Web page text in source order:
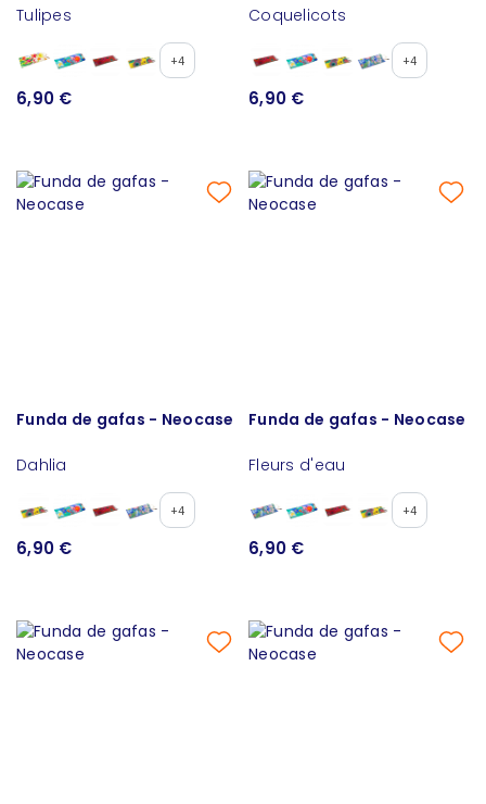
Tulipes
+4
6,90 €
Coquelicots
+4
6,90 €
Funda de gafas - Neocase
Dahlia
+4
6,90 €
Funda de gafas - Neocase
Fleurs d'eau
+4
6,90 €